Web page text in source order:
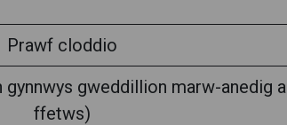
Prawf cloddio
gynnwys gweddillion marw-anedig a
ffetws)